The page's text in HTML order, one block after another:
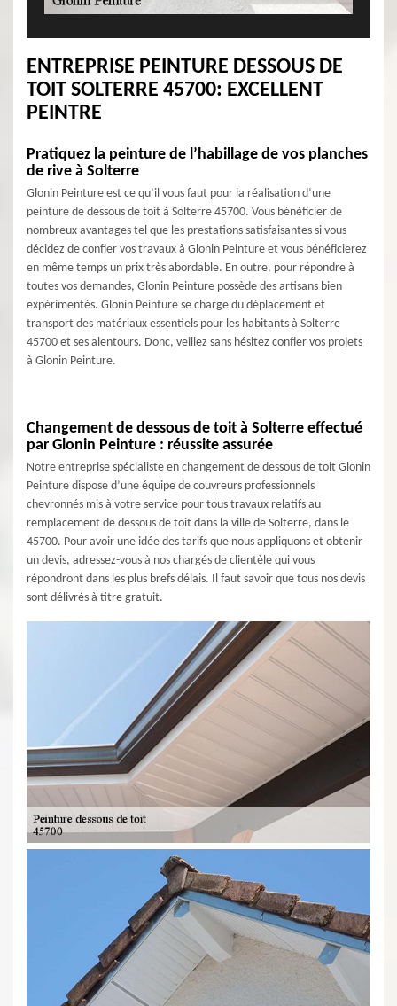
ENTREPRISE PEINTURE DESSOUS DE
TOIT SOLTERRE 45700: EXCELLENT
PEINTRE
Pratiquez la peinture de l’habillage de vos planches
de rive à Solterre
Glonin Peinture est ce qu’il vous faut pour la réalisation d’une
peinture de dessous de toit à Solterre 45700. Vous bénéficier de
nombreux avantages tel que les prestations satisfaisantes si vous
décidez de confier vos travaux à Glonin Peinture et vous bénéficierez
en même temps un prix très abordable. En outre, pour répondre à
toutes vos demandes, Glonin Peinture possède des artisans bien
expérimentés. Glonin Peinture se charge du déplacement et
transport des matériaux essentiels pour les habitants à Solterre
45700 et ses alentours. Donc, veillez sans hésitez confier vos projets
à Glonin Peinture.
Changement de dessous de toit à Solterre effectué
par Glonin Peinture : réussite assurée
Notre entreprise spécialiste en changement de dessous de toit Glonin
Peinture dispose d’une équipe de couvreurs professionnels
chevronnés mis à votre service pour tous travaux relatifs au
remplacement de dessous de toit dans la ville de Solterre, dans le
45700. Pour avoir une idée des tarifs que nous appliquons et obtenir
un devis, adressez-vous à nos chargés de clientèle qui vous
répondront dans les plus brefs délais. Il faut savoir que tous nos devis
sont délivrés à titre gratuit.